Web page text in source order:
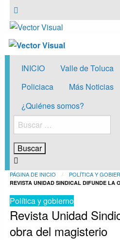
Vector Visual
Noticias y Producción
Vector Visual
Noticias y Producción
INICIO
Valle de Toluca
Policiaca
Más Noticias
¿Quiénes somos?
Buscar:
PÁGINA DE INICIO POLÍTICA Y
REVISTA UNIDAD SINDICAL DIFUNDE LA
Política y gobierno
Revista Unidad
obra del magisterio